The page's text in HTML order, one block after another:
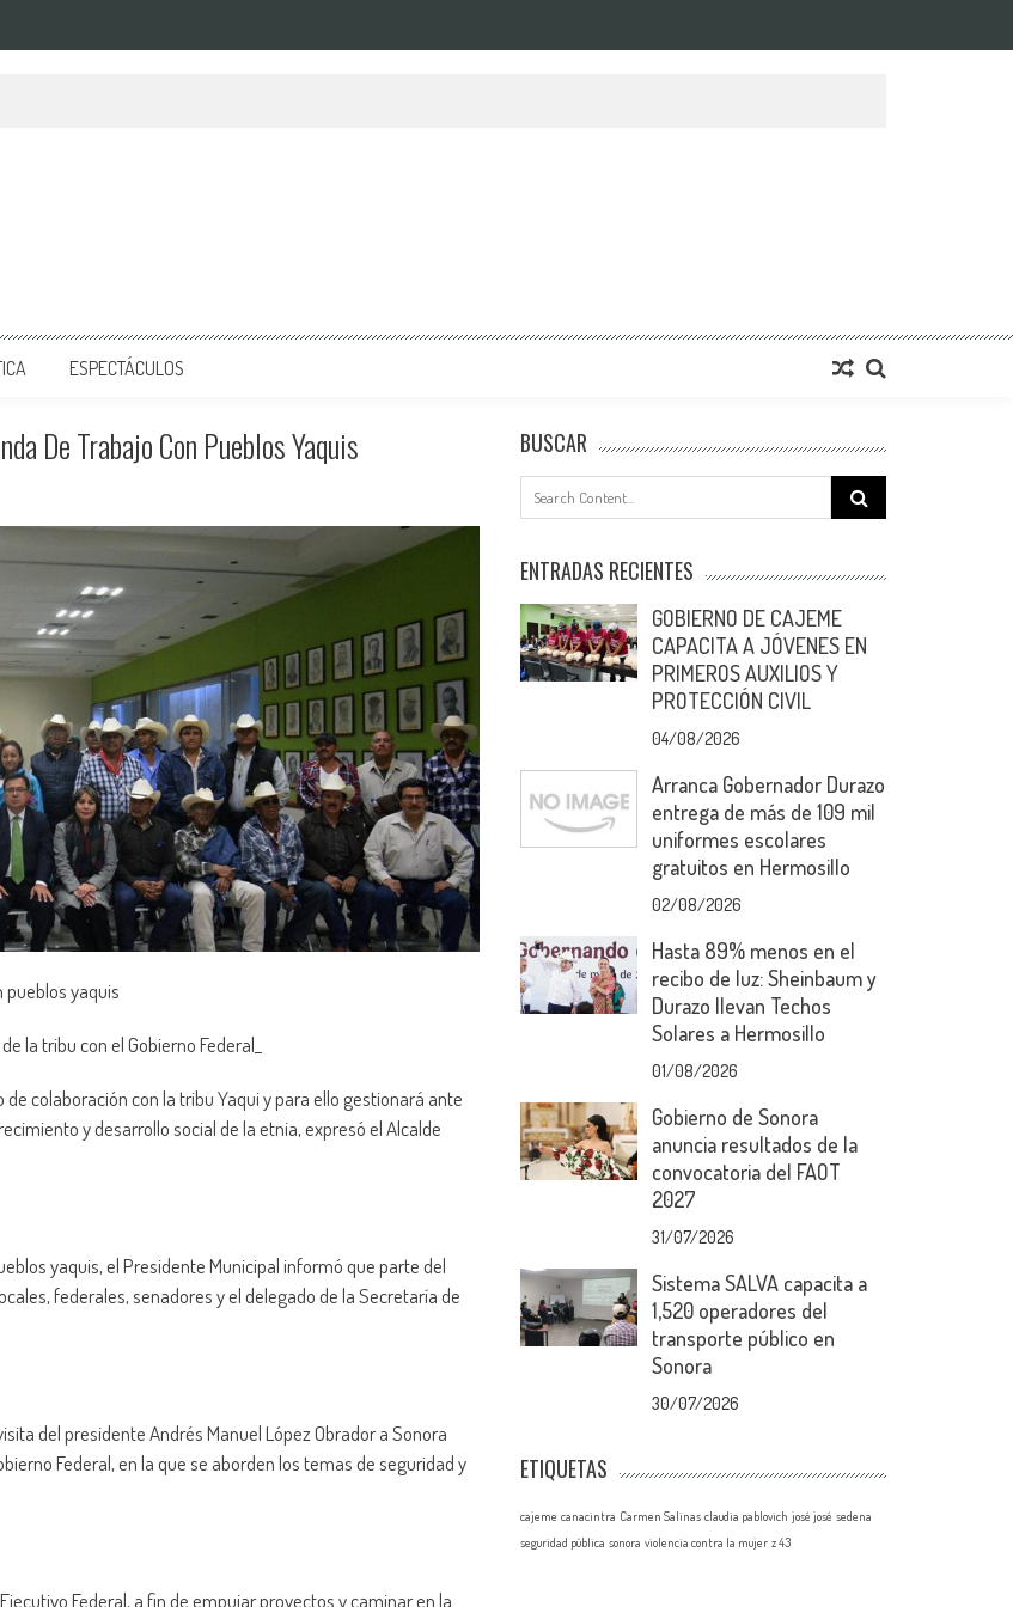
ESPECTÁCULOS
De Trabajo Con Pueblos Yaquis
pueblos yaquis
la tribu con el Gobierno Federal_
colaboración con la tribu Yaqui y para ello gestionará ante
y desarrollo social de la etnia, expresó el Alcalde
yaquis, el Presidente Municipal informó que parte del
federales, senadores y el delegado de la Secretaría de
del presidente Andrés Manuel López Obrador a Sonora
Federal, en la que se aborden los temas de seguridad y
Federal, a fin de empujar proyectos y caminar en la
BUSCAR
Search
for:
ENTRADAS RECIENTES
GOBIERNO DE CAJEME
CAPACITA A JÓVENES EN
PRIMEROS AUXILIOS Y
PROTECCIÓN CIVIL
04/08/2026
Arranca Gobernador Durazo
entrega de más de 109 mil
uniformes escolares
gratuitos en Hermosillo
02/08/2026
Hasta 89% menos en el
recibo de luz: Sheinbaum y
Durazo llevan Techos
Solares a Hermosillo
01/08/2026
Gobierno de Sonora
anuncia resultados de la
convocatoria del FAOT
2027
31/07/2026
Sistema SALVA capacita a
1,520 operadores del
transporte público en
Sonora
30/07/2026
ETIQUETAS
cajeme canacintra Carmen Salinas claudia pablovich josé josé sedena
seguridad pública sonora violencia contra la mujer z 43